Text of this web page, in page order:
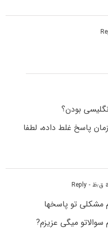
بودن؟
پاسخ غلط داده، لطفا
- Reply
تو پاسخها
میگی عزیزم?